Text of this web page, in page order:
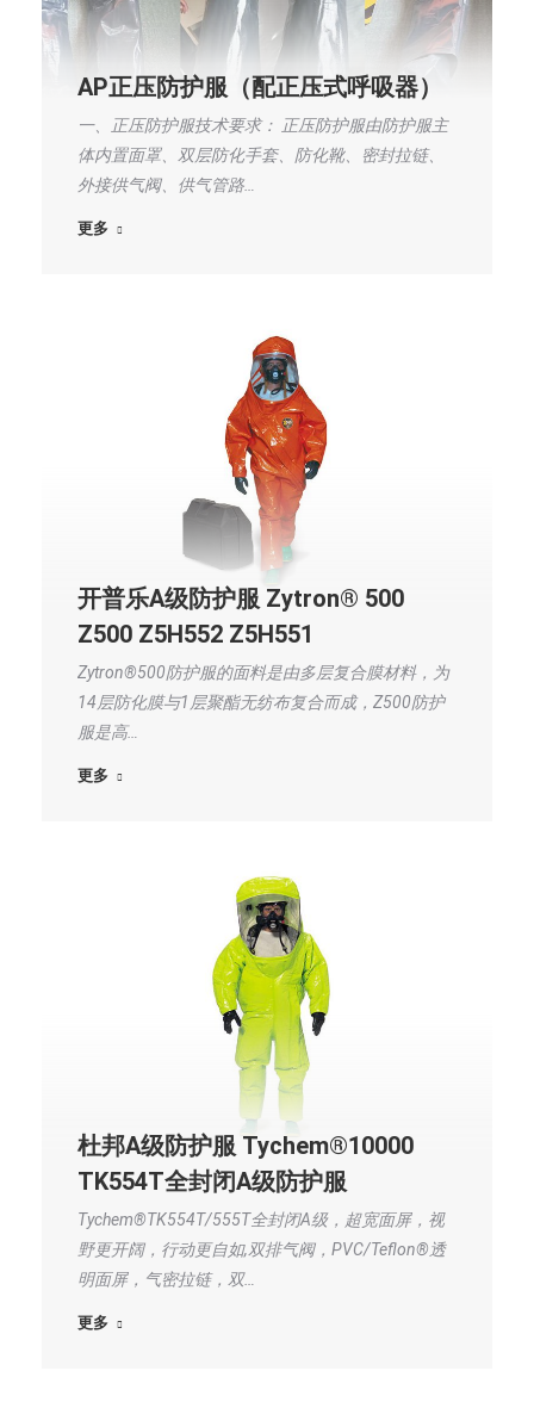
AP正压防护服（配正压式呼吸器）
一、正压防护服技术要求： 正压防护服由防护服主
体内置面罩、双层防化手套、防化靴、密封拉链、
外接供气阀、供气管路…
更多
开普乐A级防护服 Zytron® 500
Z500 Z5H552 Z5H551
Zytron®500防护服的面料是由多层复合膜材料，为
14层防化膜与1层聚酯无纺布复合而成，Z500防护
服是高…
更多
杜邦A级防护服 Tychem®10000
TK554T全封闭A级防护服
Tychem®TK554T/555T全封闭A级，超宽面屏，视
野更开阔，行动更自如,双排气阀，PVC/Teflon®透
明面屏，气密拉链，双…
更多